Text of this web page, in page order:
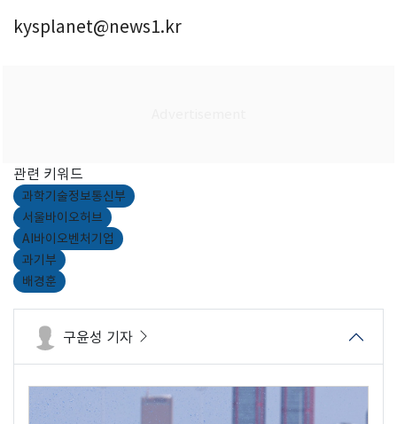
kysplanet@news1.kr
관련 키워드
과학기술정보통신부
서울바이오허브
AI바이오벤처기업
과기부
배경훈
구윤성 기자